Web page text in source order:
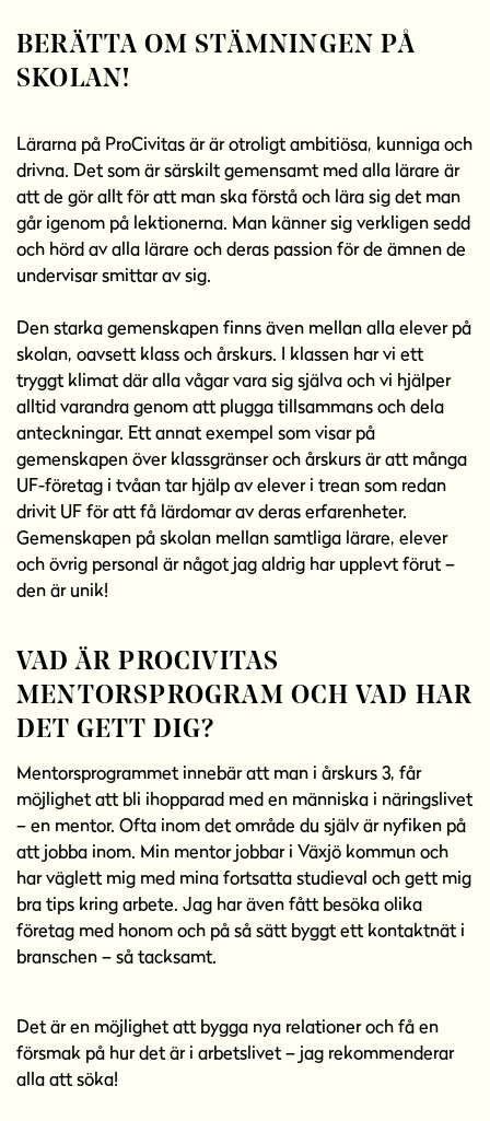
BERÄTTA OM STÄMNINGEN PÅ
SKOLAN!
Lärarna på ProCivitas är är otroligt ambitiösa, kunniga och
drivna. Det som är särskilt gemensamt med alla lärare är
att de gör allt för att man ska förstå och lära sig det man
går igenom på lektionerna. Man känner sig verkligen sedd
och hörd av alla lärare och deras passion för de ämnen de
undervisar smittar av sig.
Den starka gemenskapen finns även mellan alla elever på
skolan, oavsett klass och årskurs. I klassen har vi ett
tryggt klimat där alla vågar vara sig själva och vi hjälper
alltid varandra genom att plugga tillsammans och dela
anteckningar. Ett annat exempel som visar på
gemenskapen över klassgränser och årskurs är att många
UF-företag i tvåan tar hjälp av elever i trean som redan
drivit UF för att få lärdomar av deras erfarenheter.
Gemenskapen på skolan mellan samtliga lärare, elever
och övrig personal är något jag aldrig har upplevt förut –
den är unik!
VAD ÄR PROCIVITAS
MENTORSPROGRAM OCH VAD HAR
DET GETT DIG?
Mentorsprogrammet innebär att man i årskurs 3, får
möjlighet att bli ihopparad med en människa i näringslivet
– en mentor. Ofta inom det område du själv är nyfiken på
att jobba inom. Min mentor jobbar i Växjö kommun och
har väglett mig med mina fortsatta studieval och gett mig
bra tips kring arbete. Jag har även fått besöka olika
företag med honom och på så sätt byggt ett kontaktnät i
branschen – så tacksamt.
Det är en möjlighet att bygga nya relationer och få en
försmak på hur det är i arbetslivet – jag rekommenderar
alla att söka!